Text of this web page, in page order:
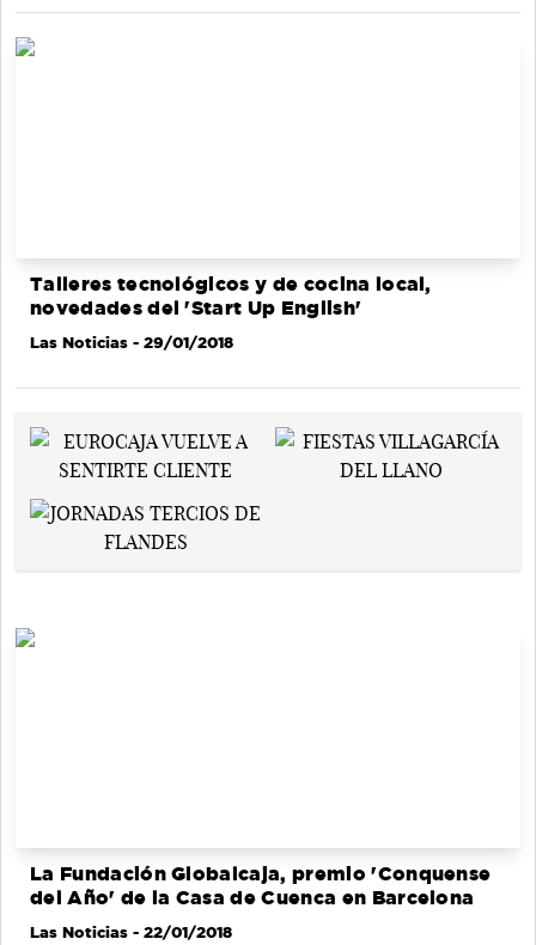
Talleres tecnológicos y de cocina local,
novedades del 'Start Up English'
Las Noticias - 29/01/2018
La Fundación Globalcaja, premio 'Conquense
del Año' de la Casa de Cuenca en Barcelona
Las Noticias - 22/01/2018